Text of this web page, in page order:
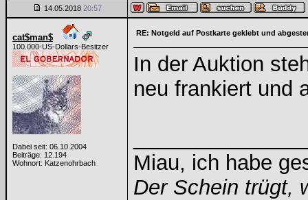
14.05.2018 20:57
cat$man$
100.000-US-Dollars-Besitzer
Dabei seit: 06.10.2004
Beiträge: 12.194
Wohnort: Katzenohrbach
RE: Notgeld auf Postkarte geklebt und
In der Auktion
neu frankiert und
Miau, ich habe
Der Schein trügt,